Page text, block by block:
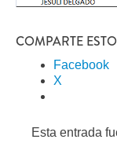
COMPARTE
Facebook
X
Esta entrada